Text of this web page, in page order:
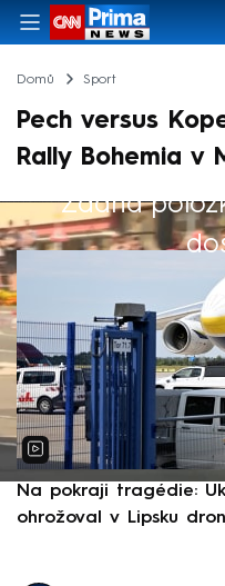
Domů Sport
Pech versus
Rally Bohemia v
Žádná
Výběr redakce
Na pokraji tragédie:
ohrožoval v Lipsku